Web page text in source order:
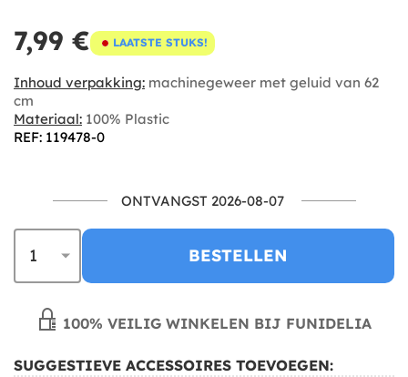
7,99 € LAATSTE STUKS!
Inhoud verpakking: machinegeweer met geluid van 62
cm
Materiaal: 100% Plastic
REF: 119478-0
ONTVANGST 2026-08-07
BESTELLEN
100% VEILIG WINKELEN BIJ FUNIDELIA
SUGGESTIEVE ACCESSOIRES TOEVOEGEN: